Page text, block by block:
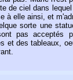
de ciel dans
à elle ainsi, et
sorte une
pas acceptés
et des tableaux,